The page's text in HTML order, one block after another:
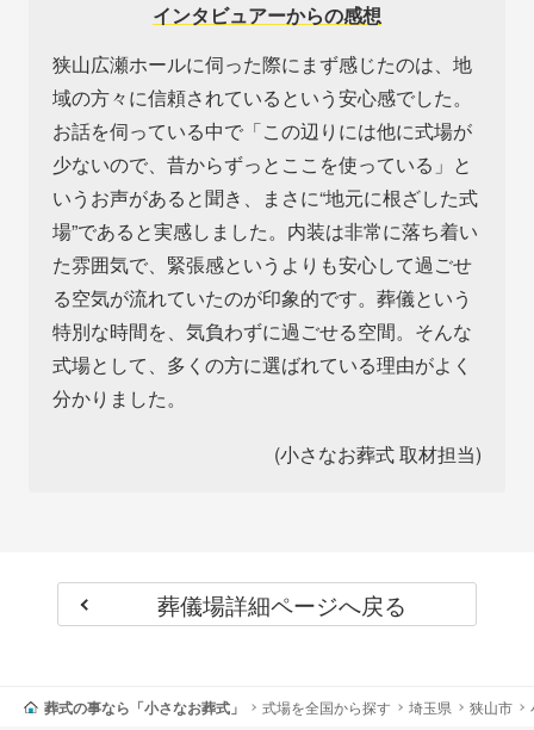
インタビュアーからの感想
狭山広瀬ホールに伺った際にまず感じたのは、地
域の方々に信頼されているという安心感でした。
お話を伺っている中で「この辺りには他に式場が
少ないので、昔からずっとここを使っている」と
いうお声があると聞き、まさに“地元に根ざした式
場”であると実感しました。内装は非常に落ち着い
た雰囲気で、緊張感というよりも安心して過ごせ
る空気が流れていたのが印象的です。葬儀という
特別な時間を、気負わずに過ごせる空間。そんな
式場として、多くの方に選ばれている理由がよく
分かりました。
(小さなお葬式 取材担当)
葬儀場詳細ページへ戻る
葬式の事なら「小さなお葬式」 式場を全国から探す 埼玉県 狭山市